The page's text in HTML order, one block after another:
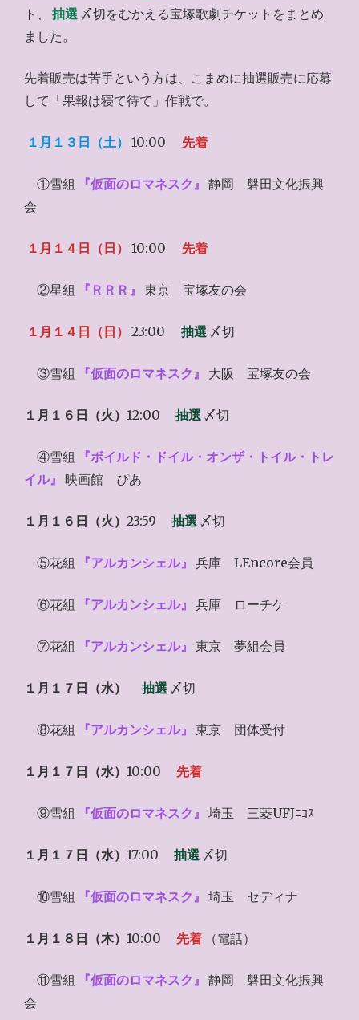
ト、
抽選 〆切をむかえる宝塚歌劇チケットをまとめ
ました。
先着販売は苦手という方は、こまめに抽選販売に応募
して「果報は寝て待て」作戦で。
１月１３日（土） 10:00 先着
①雪組 『仮面のロマネスク』
静岡 磐田文化振興
会
１月１４日（日） 10:00 先着
②星組 『ＲＲＲ』 東京 宝塚友の会
１月１４日（日） 23:00 抽選 〆切
③雪組 『仮面のロマネスク』 大阪 宝塚友の会
１月１６日（火） 12:00 抽選 〆切
④雪組
『ボイルド・ドイル・オンザ・トイル・トレ
イル』
映画館 ぴあ
１月１６日（火） 23:59 抽選 〆切
⑤花組 『アルカンシェル』 兵庫 LEncore会員
⑥花組 『アルカンシェル』 兵庫 ローチケ
⑦花組 『アルカンシェル』 東京 夢組会員
１月１７日（水） 抽選 〆切
⑧花組 『アルカンシェル』 東京 団体受付
１月１７日（水） 10:00 先着
⑨雪組 『仮面のロマネスク』 埼玉 三菱UFJﾆｺｽ
１月１７日（水） 17:00 抽選 〆切
⑩雪組 『仮面のロマネスク』 埼玉 セディナ
１月１８日（木） 10:00 先着 （電話）
⑪雪組 『仮面のロマネスク』
静岡 磐田文化振興
会